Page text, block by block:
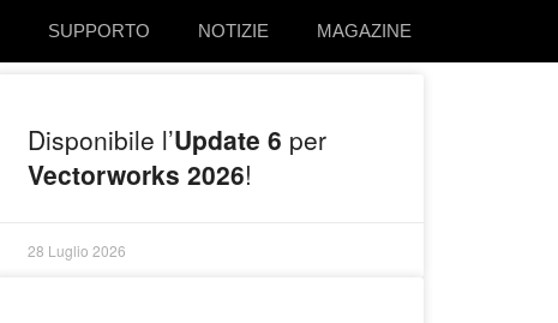
SUPPORTO NOTIZIE MAGAZINE
Disponibile l’Update 6 per
Vectorworks 2026!
28 Luglio 2026